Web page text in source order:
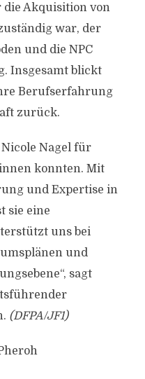
Akquisition von
war, der
und die NPC
Insgesamt blickt
Berufserfahrung
zurück.
Nagel für
konnten. Mit
und Expertise in
sie eine
uns bei
und
sagt
(DFPA/JF1)